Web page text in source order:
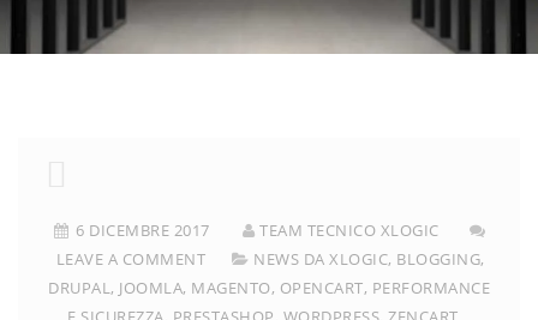
6 DICEMBRE 2017
TEAM TECNICO XLOGIC
LEAVE A COMMENT
NEWS DA XLOGIC, BLOGGING,
DRUPAL, JOOMLA, MAGENTO, OPENCART, PERFORMANCE